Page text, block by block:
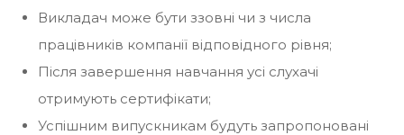
Викладач може бути ззовні чи з числа
працівників компанії відповідного рівня;
Після завершення навчання усі слухачі
отримують сертифікати;
Успішним випускникам будуть запропоновані